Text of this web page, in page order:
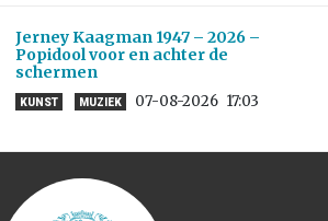
Jerney Kaagman 1947 – 2026 –
Popidool voor en achter de
schermen
KUNST MUZIEK 07-08-2026 17:03